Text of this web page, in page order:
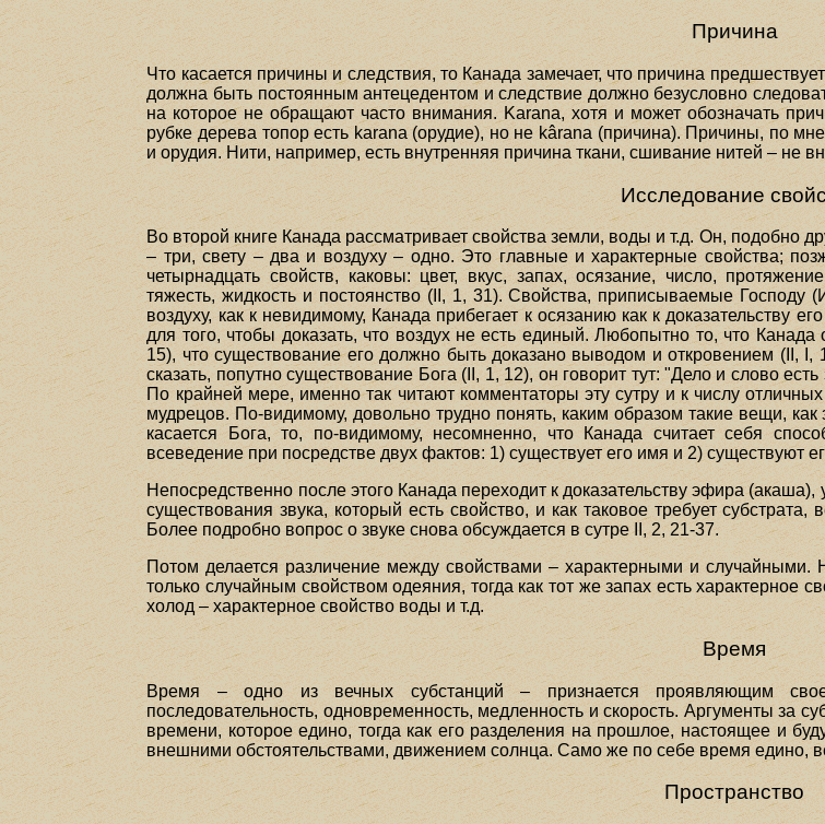
Причина
Что касается причины и следствия, то Канада замечает, что причина
должна быть постоянным антецедентом и следствие должно безусловно
на которое не обращают часто внимания. Karana, хотя и может обозначать
рубке дерева топор есть karana (орудие), но не kârana (причина). Причины, по
и орудия. Нити, например, есть внутренняя причина ткани, сшивание нитей – не
Исследование
Во второй книге Канада рассматривает свойства земли, воды и т.д. Он, подобно
– три, свету – два и воздуху – одно. Это главные и характерные свойства;
четырнадцать свойств, каковы: цвет, вкус, запах, осязание, число,
тяжесть, жидкость и постоянство (II, 1, 31). Свойства, приписываемые
воздуху, как к невидимому, Канада прибегает к осязанию как к доказательству
для того, чтобы доказать, что воздух не есть единый. Любопытно то, что
15), что существование его должно быть доказано выводом и откровением (II, I,
сказать, попутно существование Бога (II, 1, 12), он говорит тут: "Дело и слово
По крайней мере, именно так читают комментаторы эту сутру и к числу
мудрецов. По-видимому, довольно трудно понять, каким образом такие вещи,
касается Бога, то, по-видимому, несомненно, что Канада считает себя
всеведение при посредстве двух фактов: 1) существует его имя и 2) существуют
Непосредственно после этого Канада переходит к доказательству эфира
существования звука, который есть свойство, и как таковое требует
Более подробно вопрос о звуке снова обсуждается в сутре II, 2, 21-37.
Потом делается различение между свойствами – характерными и случайными.
только случайным свойством одеяния, тогда как тот же запах есть характерное
холод – характерное свойство воды и т.д.
Время
Время – одно из вечных субстанций – признается проявляющим свое
последовательность, одновременность, медленность и скорость. Аргументы за
времени, которое едино, тогда как его разделения на прошлое, настоящее и
внешними обстоятельствами, движением солнца. Само же по себе время едино,
Пространство